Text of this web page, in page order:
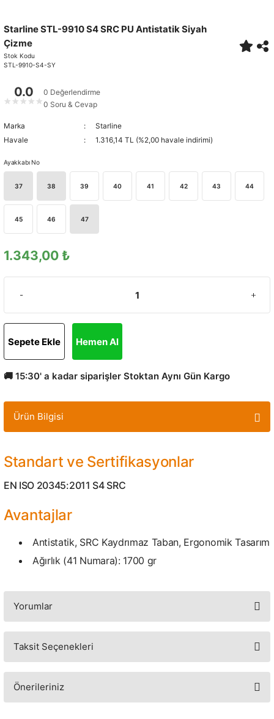
Starline STL-9910 S4 SRC PU Antistatik Siyah
Çizme
Stok Kodu
STL-9910-S4-SY
0.0
★ ★ ★ ★ ★
0 Değerlendirme
0 Soru & Cevap
Marka
Starline
Havale
1.316,14 TL (%2,00 havale indirimi)
Ayakkabı No
37 38 39 40 41 42 43 44
45 46 47
1.343,00 ₺
Sepete Ekle Hemen Al
🚚 15:30' a kadar siparişler Stoktan Aynı Gün Kargo
Ürün Bilgisi
Standart ve Sertifikasyonlar
EN ISO 20345:2011 S4 SRC
Avantajlar
Antistatik, SRC Kaydrımaz Taban, Ergonomik Tasarım
Ağırlık (41 Numara): 1700 gr
Yorumlar
Taksit Seçenekleri
Önerileriniz